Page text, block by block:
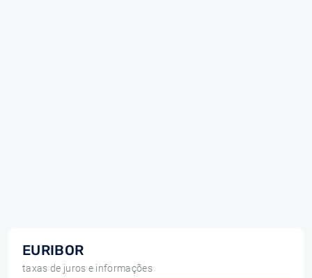
EURIBOR
taxas de juros e informações